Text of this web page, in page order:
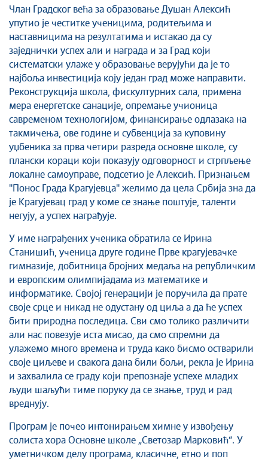
Члан Градског већа за образовање Душан Алексић
упутио је честитке ученицима, родитељима и
наставницима на резултатима и истакао да су
заједнички успех али и награда и за Град који
систематски улаже у образовање верујући да је то
најбоља инвестиција коју један град може направити.
Реконструкција школа, фискултурних сала, примена
мера енергетске санације, опремање учионица
савременом технологијом, финансирање одлазака на
такмичења, ове године и субвенција за куповину
уџбеника за прва четири разреда основне школе, су
плански кораци који показују одговорност и стрпљење
локалне самоуправе, подсетио је Алексић. Признањем
''Понос Града Крагујевца'' желимо да цела Србија зна да
је Крагујевац град у коме се знање поштује, таленти
негују, а успех награђује.
У име награђених ученика обратила се Ирина
Станишић, ученица друге године Прве крагујевачке
гимназије, добитница бројних медаља на републичким
и европским олимпијадама из математике и
информатике. Својој генерацији је поручила да прате
своје срце и никад не одустану од циља а да ће успех
бити природна последица. Сви смо толико различити
али нас повезује иста мисао, да смо спремни да
улажемо много времена и труда како бисмо остварили
своје циљеве и свакога дана били бољи, рекла је Ирина
и захвалила се граду који препознаје успехе младих
људи шаљући тиме поруку да се знање, труд и рад
вреднују.
Програм је почео интонирањем химне у извођењу
солиста хора Основне школе „Светозар Марковић“. У
уметничком делу програма, класичне, етно и поп